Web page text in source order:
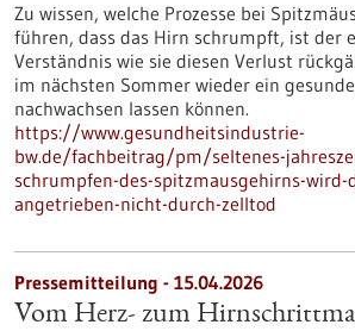
Zu wissen, welche Prozesse bei
führen, dass das Hirn schrumpft, ist der
Verständnis wie sie diesen Verlust
im nächsten Sommer wieder ein
nachwachsen lassen können.
https://www.gesundheitsindustrie-
bw.de/fachbeitrag/pm/seltenes-
schrumpfen-des-spitzmausgehirns-wird-
angetrieben-nicht-durch-zelltod
Pressemitteilung - 15.04.2026
Vom Herz- zum